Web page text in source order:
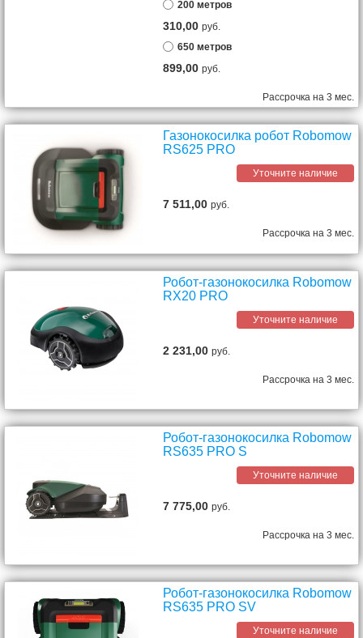
200 метров
310,00руб.
650 метров
899,00руб.
Рассрочка на 3 мес.
Газонокосилка робот Robomow
RS625 PRO
Уточните наличие
7 511,00руб.
Рассрочка на 3 мес.
Робот-газонокосилка Robomow
RX20 PRO
Уточните наличие
2 231,00руб.
Рассрочка на 3 мес.
Робот-газонокосилка Robomow
RS635 PRO S
Уточните наличие
7 775,00руб.
Рассрочка на 3 мес.
Робот-газонокосилка Robomow
RS635 PRO SV
Уточните наличие